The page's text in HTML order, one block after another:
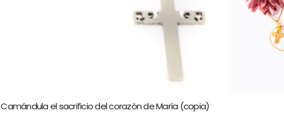
Camándula el sacrificio del corazón de María (copia)